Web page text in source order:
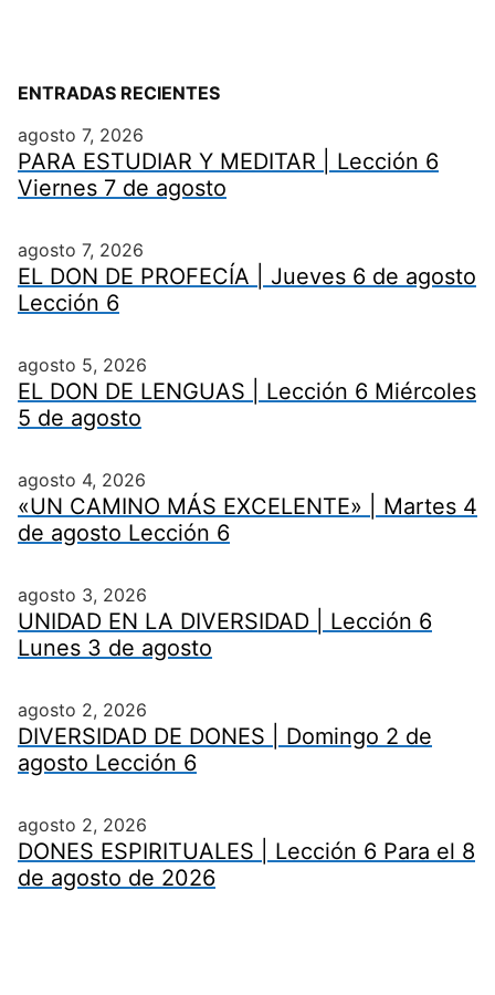
ENTRADAS RECIENTES
agosto 7, 2026
PARA ESTUDIAR Y MEDITAR | Lección 6
Viernes 7 de agosto
agosto 7, 2026
EL DON DE PROFECÍA | Jueves 6 de agosto
Lección 6
agosto 5, 2026
EL DON DE LENGUAS | Lección 6 Miércoles
5 de agosto
agosto 4, 2026
«UN CAMINO MÁS EXCELENTE» | Martes 4
de agosto Lección 6
agosto 3, 2026
UNIDAD EN LA DIVERSIDAD | Lección 6
Lunes 3 de agosto
agosto 2, 2026
DIVERSIDAD DE DONES | Domingo 2 de
agosto Lección 6
agosto 2, 2026
DONES ESPIRITUALES | Lección 6 Para el 8
de agosto de 2026